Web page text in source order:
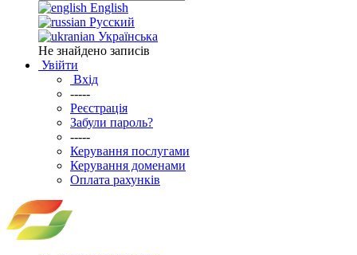
English
Русский
Українська
Не знайдено записів
Увійти
Вхід
-----
Реєстрація
Забули пароль?
-----
Керування послугами
Керування доменами
Оплата рахунків